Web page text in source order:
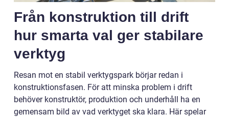
Från konstruktion till drift
hur smarta val ger stabilare
verktyg
Resan mot en stabil verktygspark börjar redan i
konstruktionsfasen. För att minska problem i drift
behöver konstruktör, produktion och underhåll ha en
gemensam bild av vad verktyget ska klara. Här spelar